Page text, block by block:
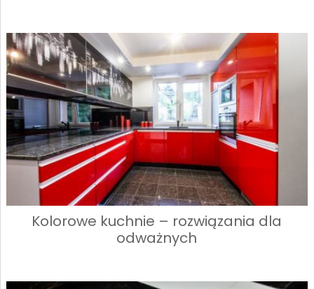
Kolorowe kuchnie – rozwiązania dla
odważnych